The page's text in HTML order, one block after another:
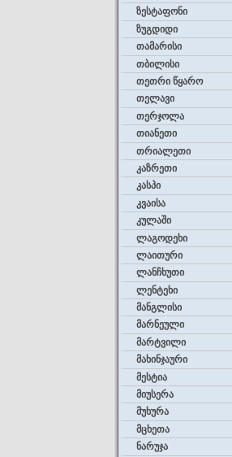
ზესტაფონი
ზუგდიდი
თამარისი
თბილისი
თეთრი წყარო
თელავი
თერჯოლა
თიანეთი
თრიალეთი
კაზრეთი
კასპი
კვაისა
კულაში
ლაგოდეხი
ლაითური
ლანჩხუთი
ლენტეხი
მანგლისი
მარნეული
მარტვილი
მახინჯაური
მესტია
მიუსერა
მუხურა
მცხეთა
ნარუჯა